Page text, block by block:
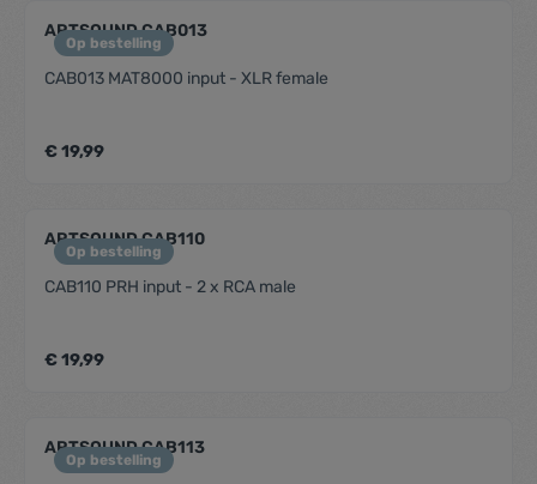
Op bestelling
ARTSOUND CAB013
CAB013 MAT8000 input - XLR female
€ 19,99
Op bestelling
ARTSOUND CAB110
CAB110 PRH input - 2 x RCA male
€ 19,99
Op bestelling
ARTSOUND CAB113